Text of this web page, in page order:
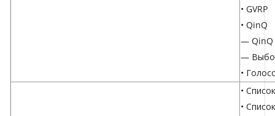
• GVRP
• QinQ
— QinQ
—
•
•
•